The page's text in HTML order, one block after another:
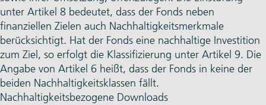
unter Artikel 8 bedeutet, dass der Fonds neben
finanziellen Zielen auch Nachhaltigkeitsmerkmale
berücksichtigt. Hat der Fonds eine nachhaltige Investition
zum Ziel, so erfolgt die Klassifizierung unter Artikel 9. Die
Angabe von Artikel 6 heißt, dass der Fonds in keine der
beiden Nachhaltigkeitsklassen fällt.
Nachhaltigkeitsbezogene Downloads